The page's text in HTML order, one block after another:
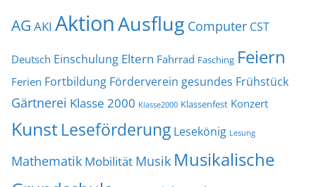
AG AKI AktionAusflug Computer CST
Deutsch Einschulung Eltern Fahrrad Fasching Feiern
Ferien Fortbildung Förderverein gesundes Frühstück
Gärtnerei Klasse 2000 Klasse2000 Klassenfest Konzert
KunstLeseförderung Lesekönig Lesung
Mathematik Mobilität Musik Musikalische